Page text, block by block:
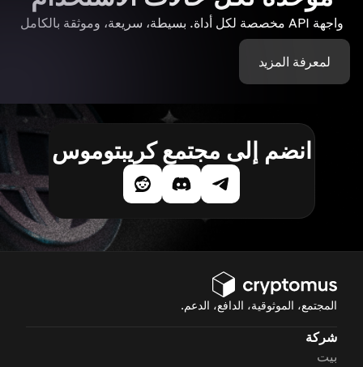
واجهة API مخصصة لكل أداة. بسيطة، سريعة، وموثقة بالكامل
لمعرفة المزيد
انضم إلى مجتمع كريبتوموس
المجتمع، الموثوقية، الدافع، الدعم.
شركة
بيت